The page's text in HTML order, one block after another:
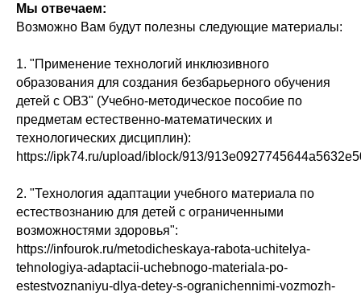
Мы отвечаем:
Возможно Вам будут полезны следующие материалы:
1. "Применение технологий инклюзивного
образования для создания безбарьерного обучения
детей с ОВЗ" (Учебно-методическое пособие по
предметам естественно-математических и
технологических дисциплин):
https://ipk74.ru/upload/iblock/913/
2. "Технология адаптации учебного материала по
естествознанию для детей с ограниченными
возможностями здоровья":
https://infourok.ru/metodicheskaya-rabota-uchitelya-
tehnologiya-adaptacii-uchebnogo-materiala-po-
estestvoznaniyu-dlya-detey-s-ogranichennimi-vozmozh-